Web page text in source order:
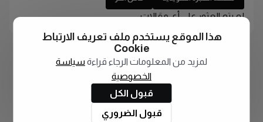
لم يتم العثور على أي مقالات
هذا الموقع يستخدم ملف تعريف الارتباط
Cookie
لمزيد من المعلومات الرجاء قراءة سياسة
الخصوصية
قبول الكل
قبول الضروري